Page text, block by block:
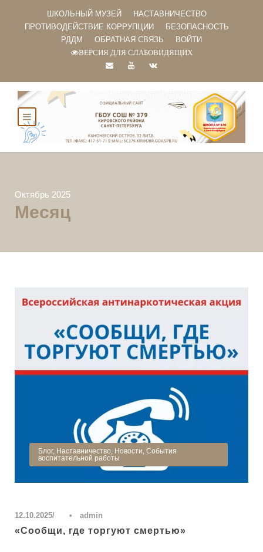
ШКОЛЬНЫЙ МУЗЕЙ
НАСТАВНИЧЕСТВО
ПРОТИВОДЕЙСТВИЕ КОРРУПЦИИ
БЕЗОПАСНОСТЬ
РДДМ
ОБРАТНАЯ СВЯЗЬ ВОЙТИ
ВЕРСИЯ ДЛЯ СЛАБОВИДЯЩИХ
Октябрь 2025
Месяц
Блог, Наставничество, Новости, События
воспитательной работы
12.10.2025 • admin
«Сообщи, где торгуют смертью»